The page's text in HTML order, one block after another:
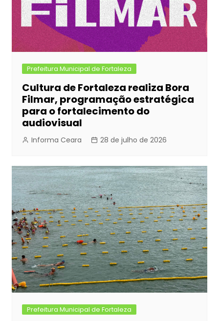
Prefeitura Municipal de Fortaleza
Cultura de Fortaleza realiza Bora
Filmar, programação estratégica
para o fortalecimento do
audiovisual
Informa Ceara 28 de julho de 2026
Prefeitura Municipal de Fortaleza